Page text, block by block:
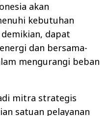
akan
kebutuhan
dapat
dan bersama-
mengurangi beban
mitra strategis
satuan pelayanan